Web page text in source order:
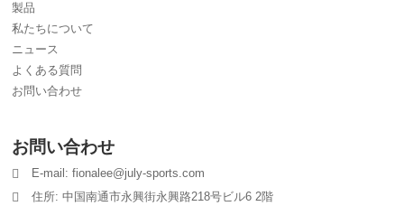
製品
私たちについて
ニュース
よくある質問
お問い合わせ
お問い合わせ
E-mail: fionalee@july-sports.com
住所: 中国南通市永興街永興路218号ビル6 2階